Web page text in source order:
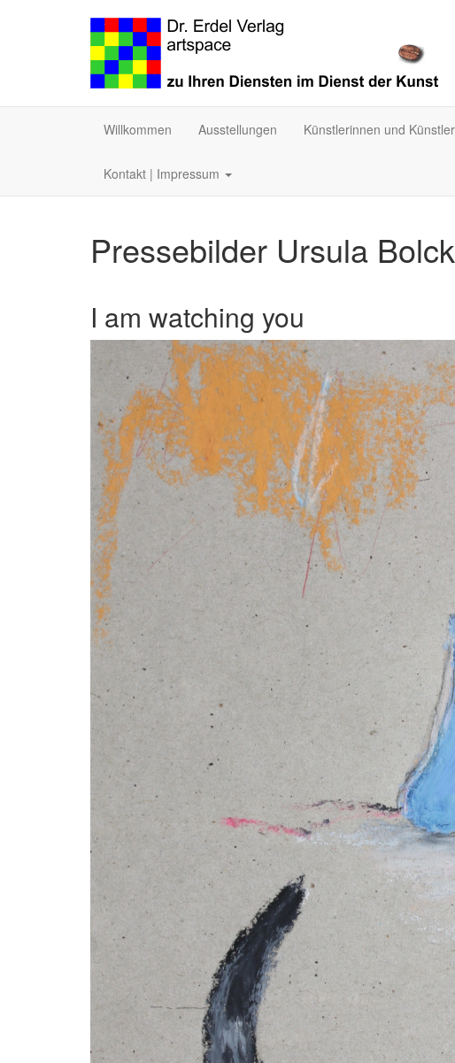
Willkommen Ausstellungen Künstlerinnen und Künstler
Kontakt | Impressum
Pressebilder Ursula
I am watching you